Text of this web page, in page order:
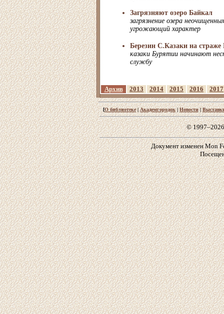
Загрязняют озеро Байкал
загрязнение озера
угрожающий характер
Березин С.Казаки на страже
казаки Бурятии начинают
службу
Архив 2013 2014 2015 2016 2017
[О библиотеке|Академгородок|Новости|
©
Документ изменен Mon